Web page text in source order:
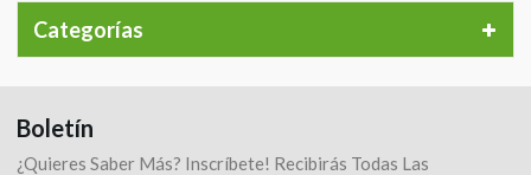
Categorías
Boletín
¿Quieres Saber Más? Inscríbete! Recibirás Todas Las